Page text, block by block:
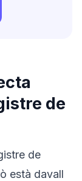
de
de
està davall